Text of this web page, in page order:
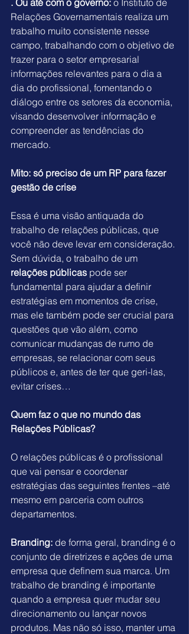
Relações Governamentais realiza um
trabalho muito consistente nesse
campo, trabalhando com o objetivo de
trazer para o setor empresarial
informações relevantes para o dia a
dia do profissional, fomentando o
diálogo entre os setores da economia,
visando desenvolver informação e
compreender as tendências do
mercado.
Mito: só preciso de um RP para fazer
gestão de crise
Essa é uma visão antiquada do
trabalho de relações públicas, que
você não deve levar em consideração.
Sem dúvida, o trabalho de um
relações públicas pode ser
fundamental para ajudar a definir
estratégias em momentos de crise,
mas ele também pode ser crucial para
questões que vão além, como
comunicar mudanças de rumo de
empresas, se relacionar com seus
públicos e, antes de ter que geri-las,
evitar crises…
Quem faz o que no mundo das
Relações Públicas?
O relações públicas é o profissional
que vai pensar e coordenar
estratégias das seguintes frentes –até
mesmo em parceria com outros
departamentos.
Branding: de forma geral, branding é o
conjunto de diretrizes e ações de uma
empresa que definem sua marca. Um
trabalho de branding é importante
quando a empresa quer mudar seu
direcionamento ou lançar novos
produtos. Mas não só isso, manter uma